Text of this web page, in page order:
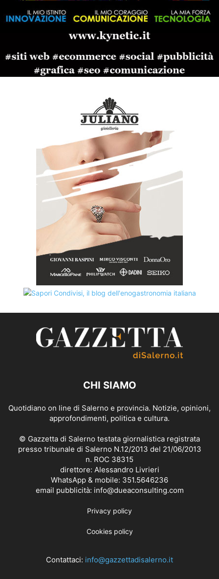
CHI SIAMO
Quotidiano on line di Salerno e provincia. Notizie, opinioni,
approfondimenti, politica e cultura.
© Gazzetta di Salerno testata giornalistica registrata
presso tribunale di Salerno N.12/2013 del 21/06/2013
n. ROC 38315
direttore: Alessandro Livrieri
WhatsApp & mobile: 351.5646236
email pubblicità: info@dueaconsulting.com
Privacy policy
Cookies policy
Contattaci: info@gazzettadisalerno.it